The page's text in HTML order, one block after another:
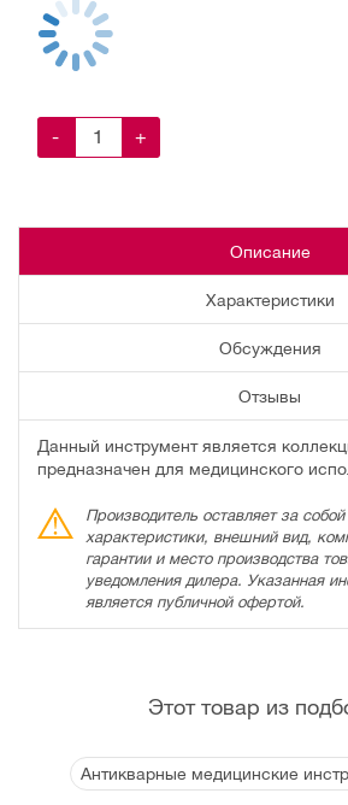
- +
Описание
Характеристики
Обсуждения
Отзывы
Данный инструмент является
предназначен для медицинского
Производитель оставляет за
характеристики, внешний вид,
гарантии и место производства
уведомления дилера. Указанная
является публичной офертой.
Этот товар из
Антикварные медицинские